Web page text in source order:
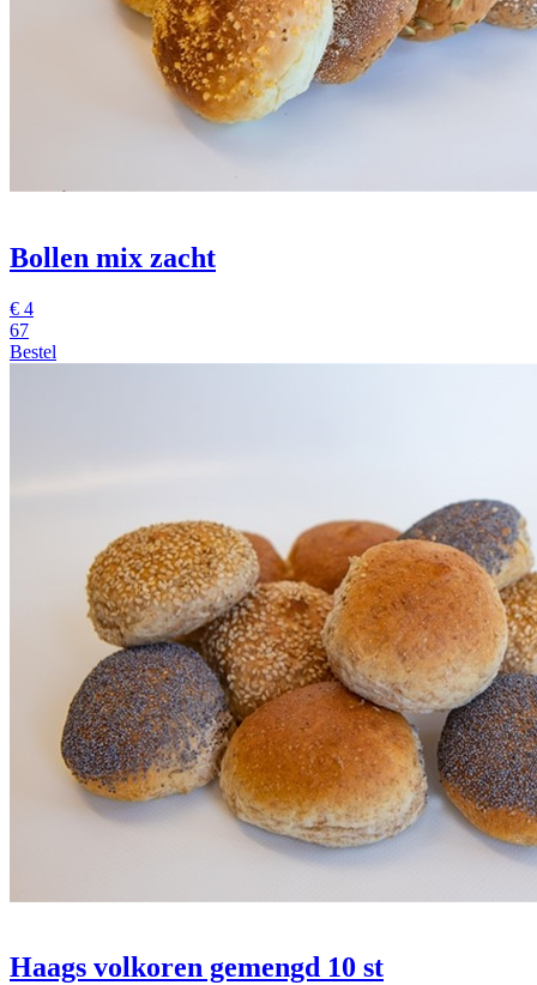
Bollen mix zacht
€ 4
67
Bestel
Haags volkoren gemengd 10 st